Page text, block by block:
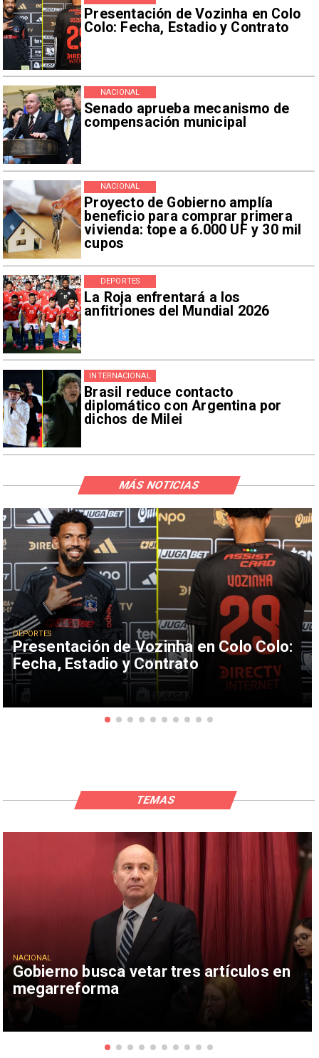
Presentación de Vozinha en Colo
Colo: Fecha, Estadio y Contrato
Senado aprueba mecanismo de
compensación municipal
NACIONAL
Proyecto de Gobierno amplía
beneficio para comprar primera
vivienda: tope a 6.000 UF y 30 mil
cupos
NACIONAL
La Roja enfrentará a los
anfitriones del Mundial 2026
DEPORTES
Brasil reduce contacto
diplomático con Argentina por
dichos de Milei
INTERNACIONAL
Presentación de Vozinha en Colo Colo:
Fecha, Estadio y Contrato
DEPORTES
MÁS NOTICIAS
Gobierno busca vetar tres artículos en
megarreforma
NACIONAL
TEMAS